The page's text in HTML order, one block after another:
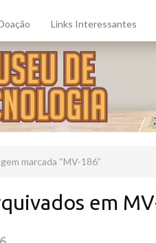
Links Interessantes
marcada MV-186
em